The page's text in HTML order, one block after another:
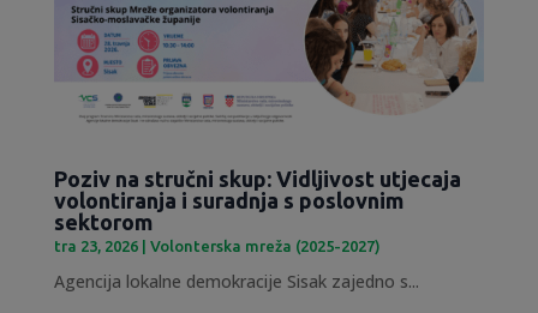
Poziv na stručni skup: Vidljivost utjecaja
volontiranja i suradnja s poslovnim
sektorom
tra 23, 2026| Volonterska mreža (2025-2027)
Agencija lokalne demokracije Sisak zajedno s...